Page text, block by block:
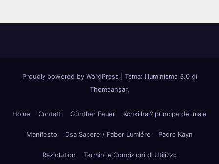
Proudly powered by WordPress
Tema: Illuminismo 3.0 di
Themeansar.
Home Contatti Günther Feuer Konkilhai? principe del male
Manifesto Osa Sapere / Faber Lumiére Padre Kayn
Raziolution Termini e Condizioni di Utilizzo